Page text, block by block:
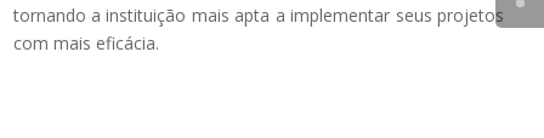
tornando a instituição mais apta a implementar seus projetos
com mais eficácia.